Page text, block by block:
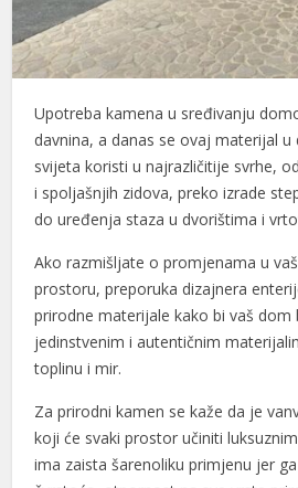
Upotreba kamena u sređivanju
davnina, a danas se ovaj materijal
svijeta koristi u najrazličitije svrhe,
i spoljašnjih zidova, preko izrade
do uređenja staza u dvorištima i
Ako razmišljate o promjenama u
prostoru, preporuka dizajnera
prirodne materijale kako bi vaš dom
jedinstvenim i autentičnim
toplinu i mir.
Za prirodni kamen se kaže da je
koji će svaki prostor učiniti
ima zaista šarenoliku primjenu jer